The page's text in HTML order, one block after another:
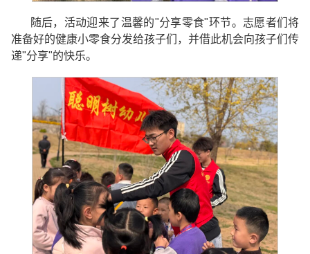
随后，活动迎来了温馨的"分享零食"环节。志愿者们将
准备好的健康小零食分发给孩子们，并借此机会向孩子们传
递"分享"的快乐。